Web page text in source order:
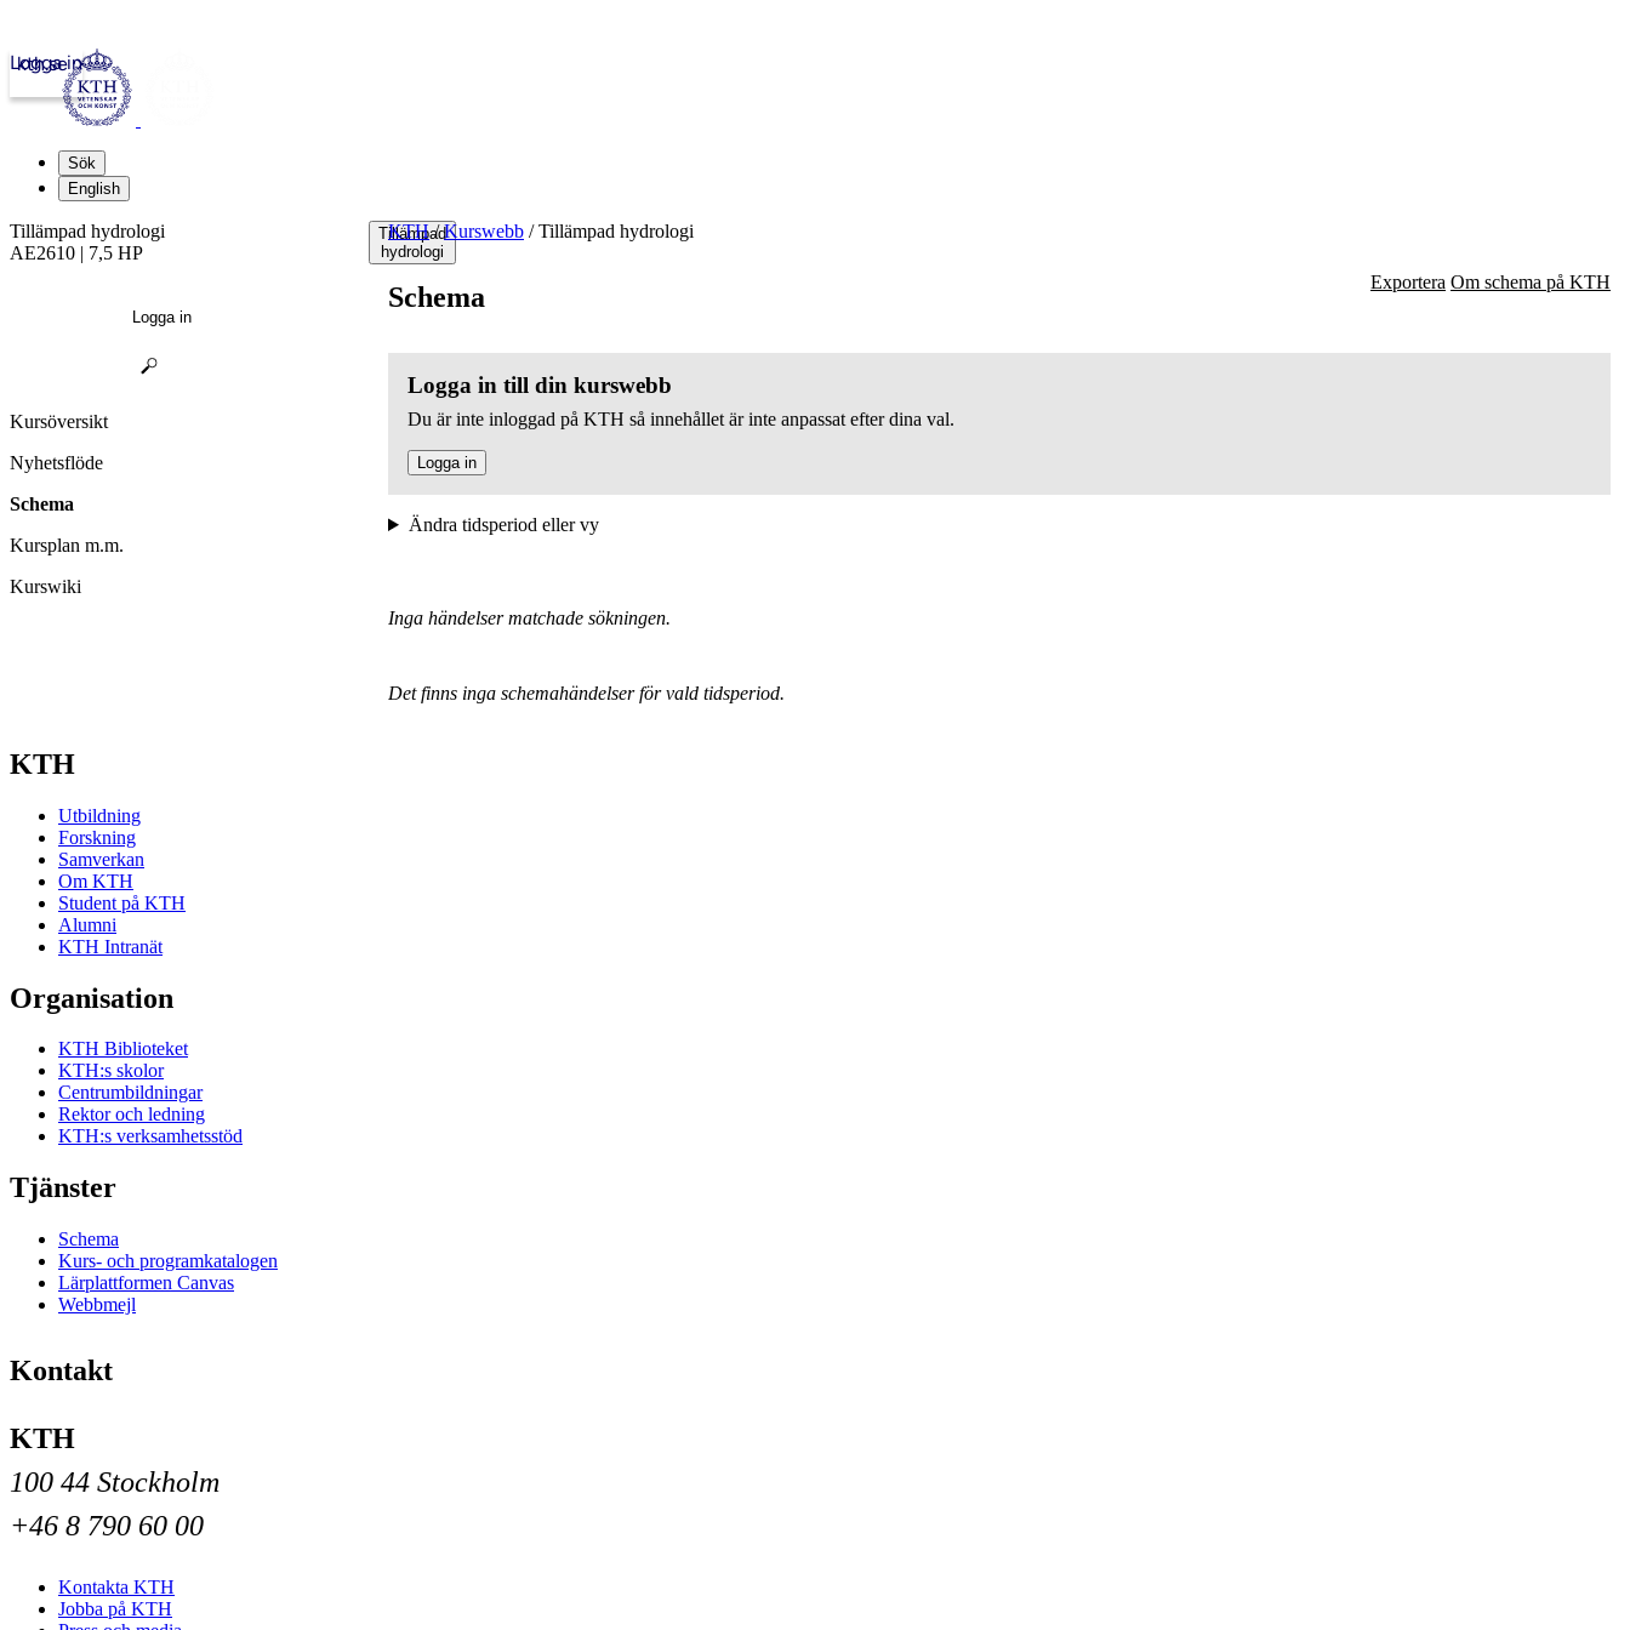
kth.se
Logga in
Sök
English
Tillämpad
hydrologi
KTH / Kurswebb /Tillämpad hydrologi
Schema Exportera Om schema på KTH
Logga in till din kurswebb
Du är inte inloggad på KTH så innehållet är inte anpassat efter dina val.
Logga in
Ändra tidsperiod eller vy
Inga händelser matchade sökningen.
Det finns inga schemahändelser för vald tidsperiod.
Tillämpad hydrologi
AE2610 | 7,5 HP
Logga in
Kursöversikt
Nyhetsflöde
Schema
Kursplan m.m.
Kurswiki
KTH
Utbildning
Forskning
Samverkan
Om KTH
Student på KTH
Alumni
KTH Intranät
Organisation
KTH Biblioteket
KTH:s skolor
Centrumbildningar
Rektor och ledning
KTH:s verksamhetsstöd
Tjänster
Schema
Kurs- och programkatalogen
Lärplattformen Canvas
Webbmejl
Kontakt
KTH
100 44 Stockholm
+46 8 790 60 00
Kontakta KTH
Jobba på KTH